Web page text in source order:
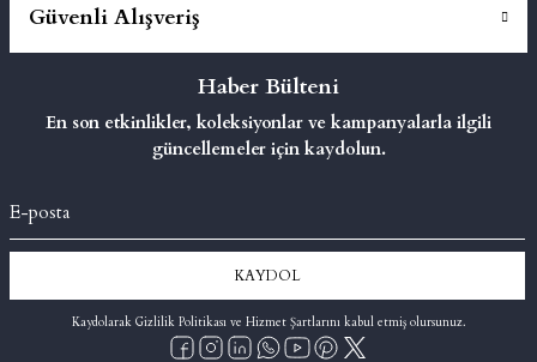
Güvenli Alışveriş
Haber Bülteni
En son etkinlikler, koleksiyonlar ve kampanyalarla ilgili
güncellemeler için kaydolun.
KAYDOL
Kaydolarak Gizlilik Politikası ve Hizmet Şartlarını kabul etmiş olursunuz.